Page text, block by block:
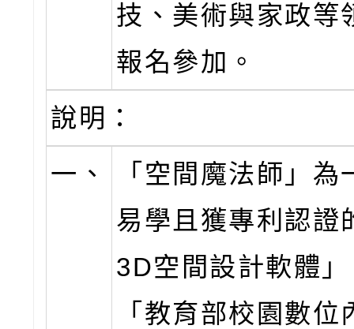
技、美術與家政等
報名參加。
說明：
一、
「空間魔法師」為
易學且獲專利認證
3D空間設計軟體
「教育部校園數位